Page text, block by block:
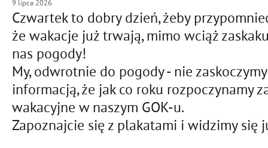
9 lipca 2026
Czwartek to dobry dzień, żeby
że wakacje już trwają, mimo wciąż
nas pogody!
My, odwrotnie do pogody - nie
informacją, że jak co roku rozpoczynamy
wakacyjne w naszym GOK-u.
Zapoznajcie się z plakatami i widzimy się